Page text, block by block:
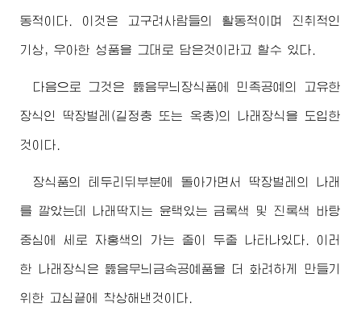
동적이다. 이것은 고구려사람들의 활동적이며 진취적인
기상, 우아한 성품을 그대로 담은것이라고 할수 있다.
다음으로 그것은 뚫음무늬장식품에 민족공예의 고유한
장식인 딱장벌레(길정충 또는 옥충)의 나래장식을 도입한
것이다.
장식품의 테두리뒤부분에 돌아가면서 딱장벌레의 나래
를 깔았는데 나래딱지는 윤택있는 금록색 및 진록색 바탕
중심에 세로 자홍색의 가는 줄이 두줄 나타나있다. 이러
한 나래장식은 뚫음무늬금속공예품을 더 화려하게 만들기
위한 고심끝에 착상해낸것이다.